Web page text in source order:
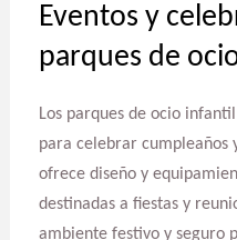
Eventos y
parques de
Los parques de ocio
para celebrar cumpleaños
ofrece diseño y
destinadas a fiestas y
ambiente festivo y seguro